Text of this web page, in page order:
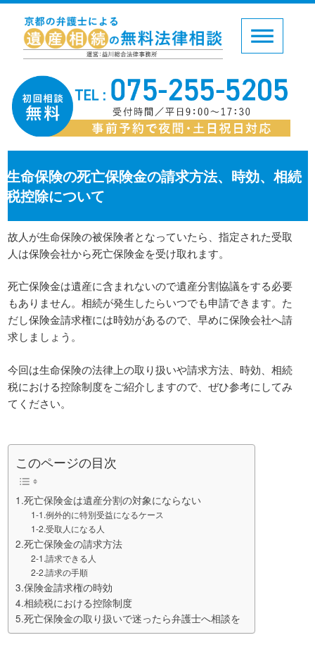
生命保険の死亡保険金の請求方法、時効、相続
税控除について
故人が生命保険の被保険者となっていたら、指定された受取
人は保険会社から死亡保険金を受け取れます。
死亡保険金は遺産に含まれないので遺産分割協議をする必要
もありません。相続が発生したらいつでも申請できます。た
だし保険金請求権には時効があるので、早めに保険会社へ請
求しましょう。
今回は生命保険の法律上の取り扱いや請求方法、時効、相続
税における控除制度をご紹介しますので、ぜひ参考にしてみ
てください。
このページの目次
1.死亡保険金は遺産分割の対象にならない
1-1.例外的に特別受益になるケース
1-2.受取人になる人
2.死亡保険金の請求方法
2-1.請求できる人
2-2.請求の手順
3.保険金請求権の時効
4.相続税における控除制度
5.死亡保険金の取り扱いで迷ったら弁護士へ相談を